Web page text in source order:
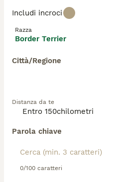
Includi incroci
Razza
Border Terrier
Città/Regione
Distanza da te
Parola chiave
0/100 caratteri